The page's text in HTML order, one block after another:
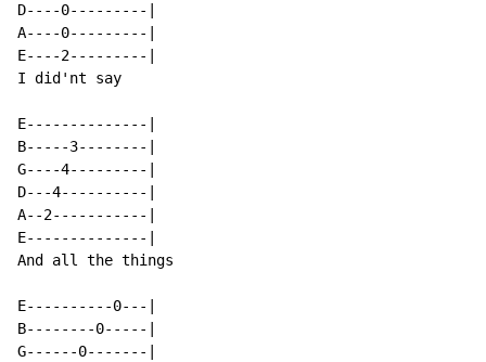
D----0---------|
A----0---------|
E----2---------|
I did'nt say
E--------------|
B-----3--------|
G----4---------|
D---4----------|
A--2-----------|
E--------------|
And all the things
E----------0---|
B--------0-----|
G------0-------|